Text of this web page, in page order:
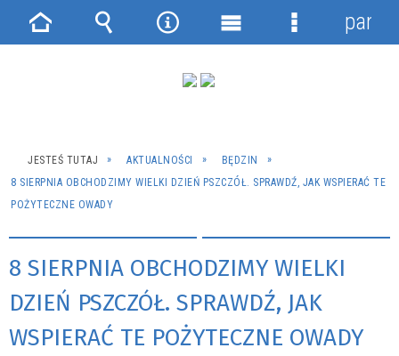
JESTEŚ TUTAJ AKTUALNOŚCI
BĘDZIN
8 SIERPNIA OBCHODZIMY WIELKI DZIEŃ PSZCZÓŁ. SPRAWDŹ, JAK WSPIERAĆ TE
POŻYTECZNE OWADY
8 SIERPNIA OBCHODZIMY WIELKI
DZIEŃ PSZCZÓŁ. SPRAWDŹ, JAK
WSPIERAĆ TE POŻYTECZNE OWADY
Strona Wyszukiwarka
NarzędziaMenu
Menu
panel